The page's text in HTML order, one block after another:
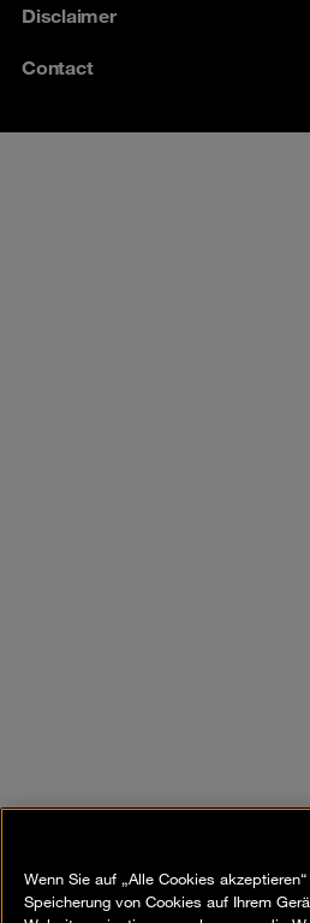
Disclaimer
Contact
Wenn Sie auf „Alle Cookies
Speicherung von Cookies auf Ihrem